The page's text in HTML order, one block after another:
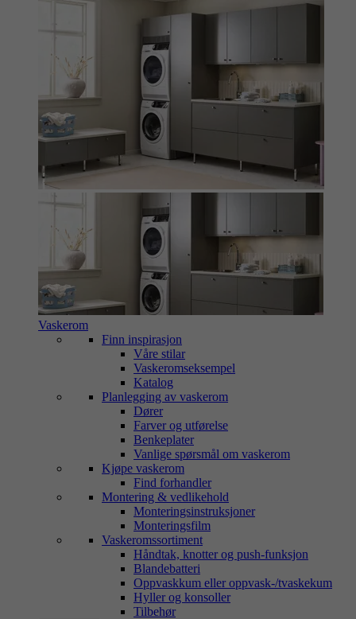
Vaskerom
Finn inspirasjon
Våre stilar
Vaskeromseksempel
Katalog
Planlegging av vaskerom
Dører
Farver og utførelse
Benkeplater
Vanlige spørsmål om vaskerom
Kjøpe vaskerom
Find forhandler
Montering & vedlikehold
Monteringsinstruksjoner
Monteringsfilm
Vaskeromssortiment
Håndtak, knotter og push-funksjon
Blandebatteri
Oppvaskkum eller oppvask-/tvaskekum
Hyller og konsoller
Tilbehør